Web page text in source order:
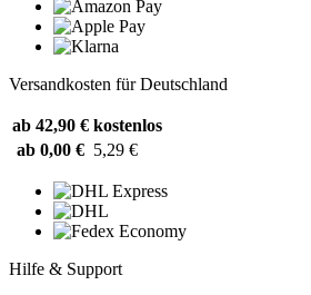
Versandkosten für Deutschland
ab 42,90 € kostenlos
ab 0,00 € 5,29 €
Hilfe & Support